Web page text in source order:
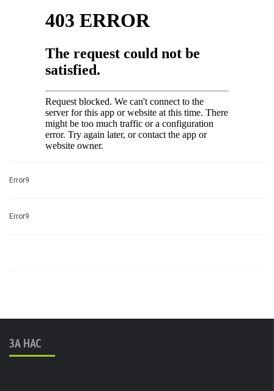
Error9
Error9
ЗА НАС